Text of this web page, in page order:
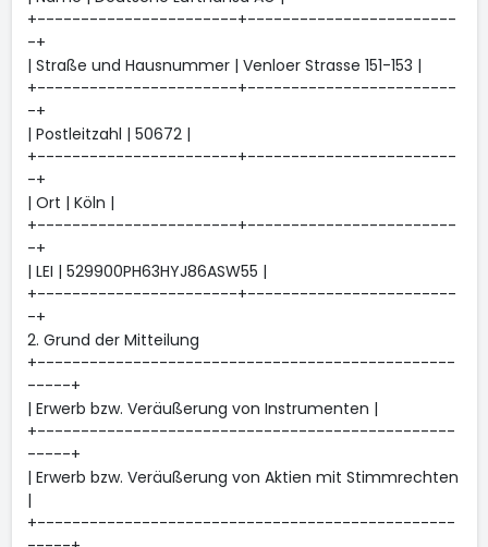
+-----------------------+------------------------
-+
| Straße und Hausnummer | Venloer Strasse 151-153 |
+-----------------------+------------------------
-+
| Postleitzahl | 50672 |
+-----------------------+------------------------
-+
| Ort | Köln |
+-----------------------+------------------------
-+
| LEI | 529900PH63HYJ86ASW55 |
+-----------------------+------------------------
-+
2. Grund der Mitteilung
+------------------------------------------------
-----+
| Erwerb bzw. Veräußerung von Instrumenten |
+------------------------------------------------
-----+
| Erwerb bzw. Veräußerung von Aktien mit Stimmrechten
|
+------------------------------------------------